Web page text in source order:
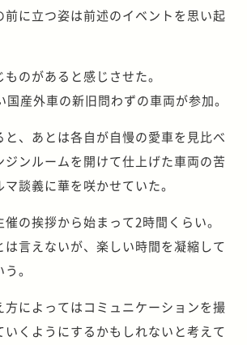
前に立つ姿は前述のイベントを思い起
のがあると感じさせた。
産外車の新旧問わずの車両が参加。
と、あとは各自が自慢の愛車を見比べ
ジンルームを開けて仕上げた車両の苦
談義に華を咲かせていた。
の挨拶から始まって2時間くらい。
は言えないが、楽しい時間を凝縮して
。
方によってはコミュニケーションを撮
いくようにするかもしれないと考えて